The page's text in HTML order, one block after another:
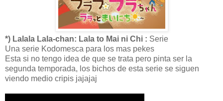
*) Lalala Lala-chan: Lala to Mai ni Chi : Serie
Una serie Kodomesca para los mas pekes
Esta si no tengo idea de que se trata pero pinta ser la
segunda temporada, los bichos de esta serie se siguen
viendo medio cripis jajajaj